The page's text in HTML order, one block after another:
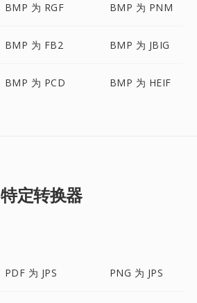
BMP 为 RGF BMP 为 PNM
BMP 为 FB2 BMP 为 JBIG
BMP 为 PCD BMP 为 HEIF
特定转换器
PDF 为 JPS PNG 为 JPS